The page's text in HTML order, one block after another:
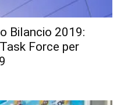
Bilancio 2019:
Force per